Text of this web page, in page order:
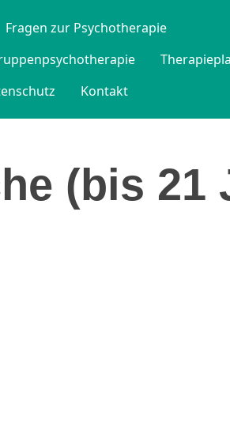
Fragen zur Psychotherapie
Kontakt
(bis 21